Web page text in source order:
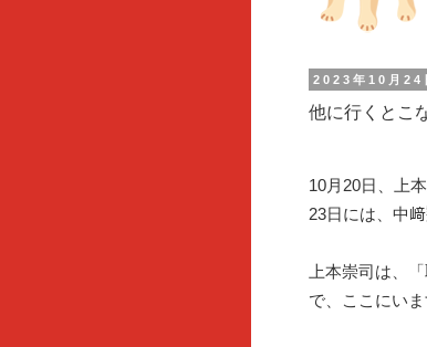
2023年10月24
他に行くとこ
10月20日、上
23日には、中
上本崇司は、
で、ここにい